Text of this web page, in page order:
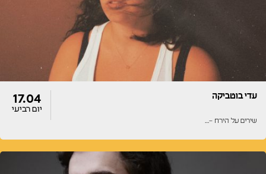
עדי בוטביקה
שירים על הירח –…
17.04
יום רביעי